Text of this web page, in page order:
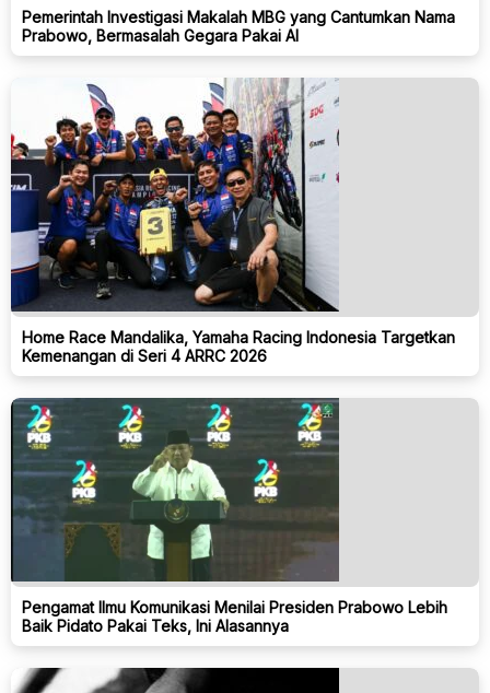
Pemerintah Investigasi Makalah MBG yang Cantumkan Nama
Prabowo, Bermasalah Gegara Pakai AI
Home Race Mandalika, Yamaha Racing Indonesia Targetkan
Kemenangan di Seri 4 ARRC 2026
Pengamat Ilmu Komunikasi Menilai Presiden Prabowo Lebih
Baik Pidato Pakai Teks, Ini Alasannya